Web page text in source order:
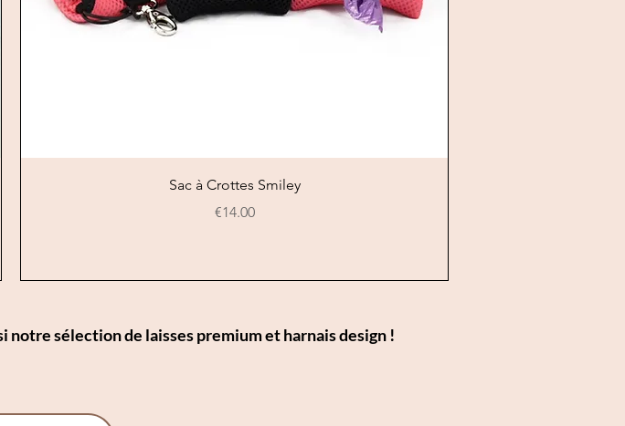
Quick View
Sac à Crottes Smiley
Price
€14.00
notre sélection de laisses premium et harnais design !